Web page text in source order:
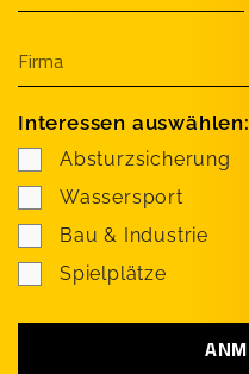
Interessen auswählen:
Absturzsicherung
Wassersport
Bau & Industrie
Spielplätze